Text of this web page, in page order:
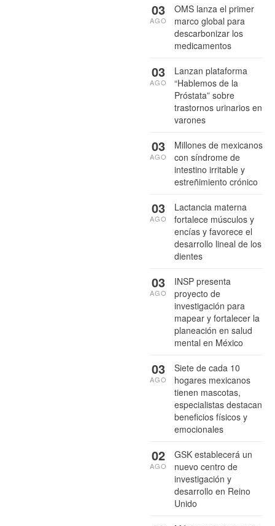
OMS lanza el primer
marco global para
descarbonizar los
medicamentos
03
AGO
Lanzan plataforma
“Hablemos de la
Próstata” sobre
trastornos urinarios en
varones
03
AGO
Millones de mexicanos
con síndrome de
intestino irritable y
estreñimiento crónico
03
AGO
Lactancia materna
fortalece músculos y
encías y favorece el
desarrollo lineal de los
dientes
03
AGO
INSP presenta
proyecto de
investigación para
mapear y fortalecer la
planeación en salud
mental en México
03
AGO
Siete de cada 10
hogares mexicanos
tienen mascotas,
especialistas destacan
beneficios físicos y
emocionales
03
AGO
GSK establecerá un
nuevo centro de
investigación y
desarrollo en Reino
Unido
02
AGO